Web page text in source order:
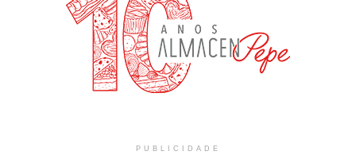
PUBLICIDADE